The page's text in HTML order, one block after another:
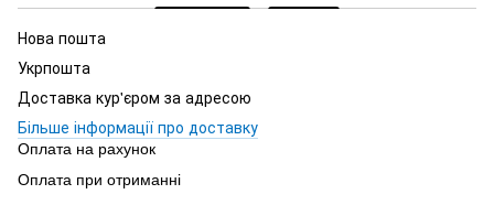
Нова пошта
Укрпошта
Доставка кур'єром за адресою
Більше інформації про доставку
Оплата на рахунок
Оплата при отриманні